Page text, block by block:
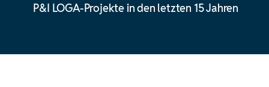
P&I LOGA-Projekte in den letzten 15 Jahren